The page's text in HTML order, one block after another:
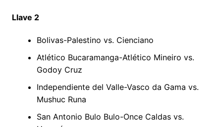
Llave 2
Bolivas-Palestino vs. Cienciano
Atlético Bucaramanga-Atlético Mineiro vs.
Godoy Cruz
Independiente del Valle-Vasco da Gama vs.
Mushuc Runa
San Antonio Bulo Bulo-Once Caldas vs.